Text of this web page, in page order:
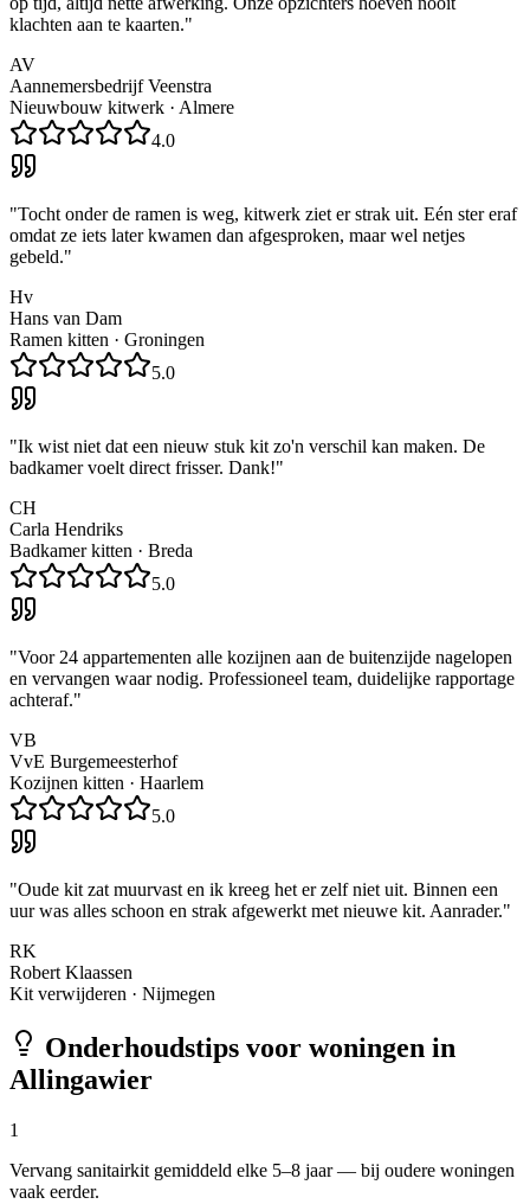
klachten aan te kaarten."
AV
Aannemersbedrijf Veenstra
Nieuwbouw kitwerk · Almere
4.0
"Tocht onder de ramen is weg, kitwerk ziet er strak uit. Eén ster eraf
omdat ze iets later kwamen dan afgesproken, maar wel netjes
gebeld."
Hv
Hans van Dam
Ramen kitten · Groningen
5.0
"Ik wist niet dat een nieuw stuk kit zo'n verschil kan maken. De
badkamer voelt direct frisser. Dank!"
CH
Carla Hendriks
Badkamer kitten · Breda
5.0
"Voor 24 appartementen alle kozijnen aan de buitenzijde nagelopen
en vervangen waar nodig. Professioneel team, duidelijke rapportage
achteraf."
VB
VvE Burgemeesterhof
Kozijnen kitten · Haarlem
5.0
"Oude kit zat muurvast en ik kreeg het er zelf niet uit. Binnen een
uur was alles schoon en strak afgewerkt met nieuwe kit. Aanrader."
RK
Robert Klaassen
Kit verwijderen · Nijmegen
Onderhoudstips voor woningen in
Allingawier
1
Vervang sanitairkit gemiddeld elke 5–8 jaar — bij oudere woningen
vaak eerder.